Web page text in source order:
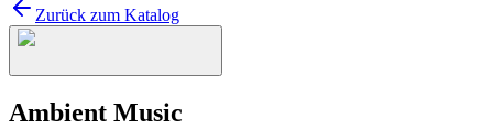
Zurück zum Katalog
Ambient Music